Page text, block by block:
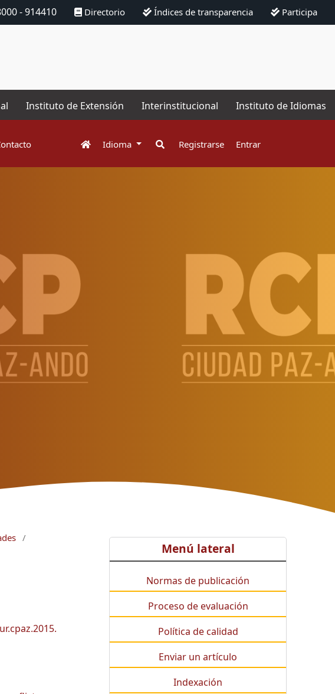
- 914410 Directorio Índices de transparencia Participa
Instituto de Extensión Interinstitucional Instituto de Idiomas
Idioma Registrarse Entrar
/
Menú lateral
Normas de publicación
Proceso de evaluación
Política de calidad
Enviar un artículo
Indexación